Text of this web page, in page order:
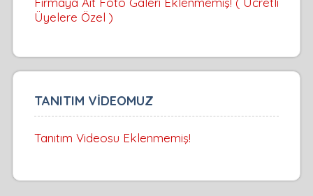
Üyelere Özel )
TANITIM VİDEOMUZ
Tanıtım Videosu Eklenmemiş!